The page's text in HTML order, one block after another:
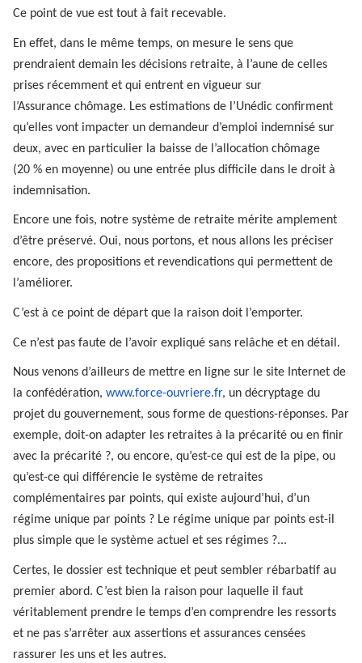
Ce point de vue est tout à fait recevable.
En effet, dans le même temps, on mesure le sens que
prendraient demain les décisions retraite, à l’aune de celles
prises récemment et qui entrent en vigueur sur
l’Assurance chômage. Les estimations de l’Unédic confirment
qu’elles vont impacter un demandeur d’emploi indemnisé sur
deux, avec en particulier la baisse de l’allocation chômage
(20 % en moyenne) ou une entrée plus difficile dans le droit à
indemnisation.
Encore une fois, notre système de retraite mérite amplement
d’être préservé. Oui, nous portons, et nous allons les préciser
encore, des propositions et revendications qui permettent de
l’améliorer.
C’est à ce point de départ que la raison doit l’emporter.
Ce n’est pas faute de l’avoir expliqué sans relâche et en détail.
Nous venons d’ailleurs de mettre en ligne sur le site Internet de
la confédération, www.force-ouvriere.fr, un décryptage du
projet du gouvernement, sous forme de questions-réponses. Par
exemple, doit-on adapter les retraites à la précarité ou en finir
avec la précarité ?, ou encore, qu’est-ce qui est de la pipe, ou
qu’est-ce qui différencie le système de retraites
complémentaires par points, qui existe aujourd’hui, d’un
régime unique par points ? Le régime unique par points est-il
plus simple que le système actuel et ses régimes ?...
Certes, le dossier est technique et peut sembler rébarbatif au
premier abord. C’est bien la raison pour laquelle il faut
véritablement prendre le temps d’en comprendre les ressorts
et ne pas s’arrêter aux assertions et assurances censées
rassurer les uns et les autres.